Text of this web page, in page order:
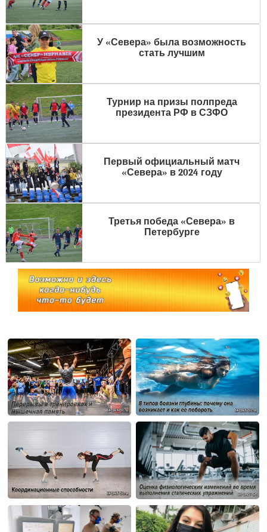
У «Севера» была возможность
стать лучшим
Турнир на призы полпреда
президента РФ в СЗФО
Первый официальный матч
«Севера» в 2024 году
Третья победа «Севера» в
Петербурге